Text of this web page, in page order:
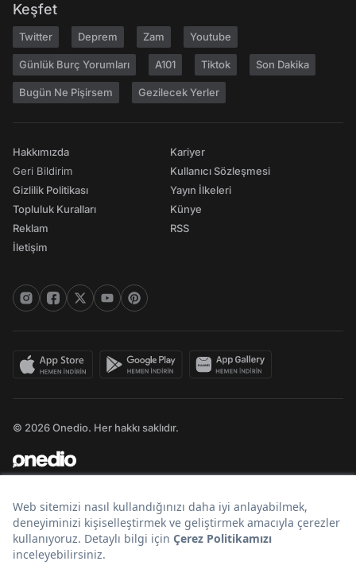
Keşfet
Twitter Deprem Zam Youtube
Günlük Burç Yorumları A101 Tiktok Son Dakika
Bugün Ne Pişirsem Gezilecek Yerler
Hakkımızda
Geri Bildirim
Gizlilik Politikası
Topluluk Kuralları
Reklam
İletişim
Kariyer
Kullanıcı Sözleşmesi
Yayın İlkeleri
Künye
RSS
© 2026 Onedio. Her hakkı saklıdır.
Bir markasıdır.